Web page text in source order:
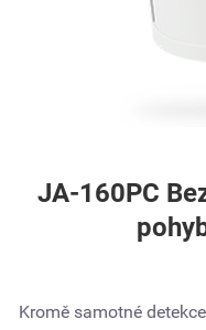
JA-160PC
Kromě samotné